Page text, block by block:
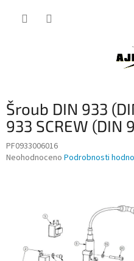
Šroub DIN 933
933 SCREW (DIN
PF0933006016
Průměrné
Neohodnoceno Podrobnosti